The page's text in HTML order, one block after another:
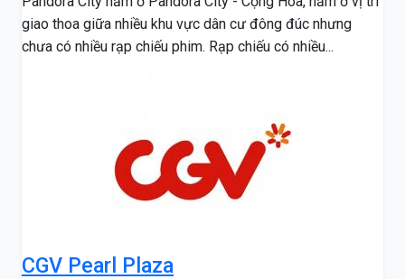
giao thoa giữa nhiều khu vực dân cư đông đúc nhưng
chưa có nhiều rạp chiếu phim. Rạp chiếu có nhiều...
CGV Pearl Plaza